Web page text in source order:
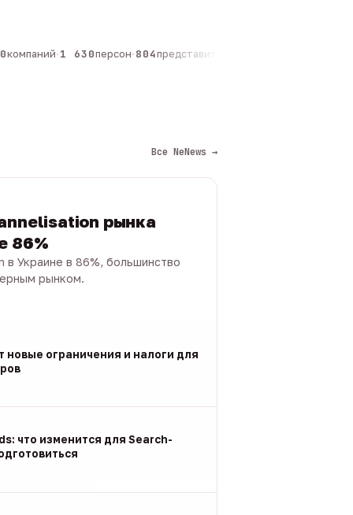
·1 630персон·804представителей
Все NeNews →
рынка
86%
в Украине в 86%, большинство
рынком.
новые ограничения и налоги для
что изменится для Search-